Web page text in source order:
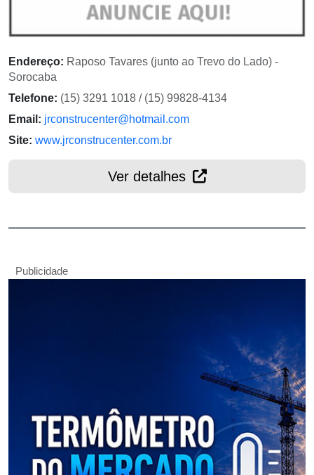
Endereço: Raposo Tavares (junto ao Trevo do Lado) -
Sorocaba
Telefone: (15) 3291 1018 / (15) 99828-4134
Email: jrconstrucenter@hotmail.com
Site: www.jrconstrucenter.com.br
Ver detalhes
Publicidade